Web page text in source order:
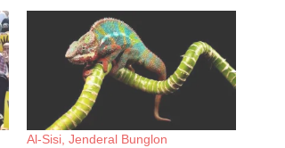
Al-Sisi, Jenderal Bunglon